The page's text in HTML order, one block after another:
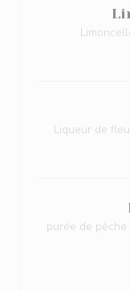
Liqueur de
purée de